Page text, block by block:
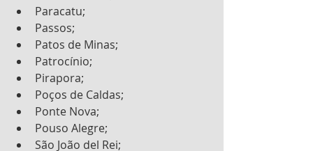
Paracatu;
Passos;
Patos de Minas;
Patrocínio;
Pirapora;
Poços de Caldas;
Ponte Nova;
Pouso Alegre;
São João del Rei;